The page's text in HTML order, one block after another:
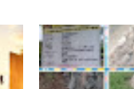
KEC.JEKULO
SISTEM
PENGELOLAAN
SAMPAH BARU